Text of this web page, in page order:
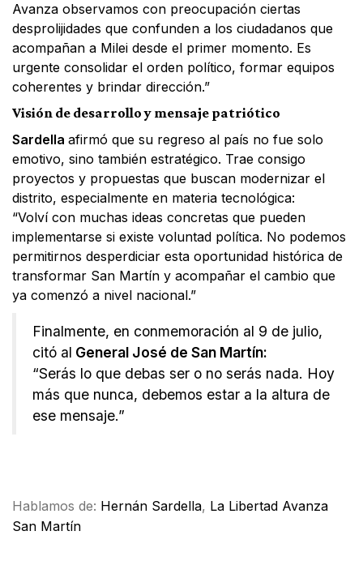
Avanza observamos con preocupación ciertas
desprolijidades que confunden a los ciudadanos que
acompañan a Milei desde el primer momento. Es
urgente consolidar el orden político, formar equipos
coherentes y brindar dirección.”
Visión de desarrollo y mensaje patriótico
Sardella afirmó que su regreso al país no fue solo
emotivo, sino también estratégico. Trae consigo
proyectos y propuestas que buscan modernizar el
distrito, especialmente en materia tecnológica:
“Volví con muchas ideas concretas que pueden
implementarse si existe voluntad política. No podemos
permitirnos desperdiciar esta oportunidad histórica de
transformar San Martín y acompañar el cambio que
ya comenzó a nivel nacional.”
Finalmente, en conmemoración al 9 de julio,
citó al General José de San Martín:
“Serás lo que debas ser o no serás nada. Hoy
más que nunca, debemos estar a la altura de
ese mensaje.”
Hablamos de: Hernán Sardella, La Libertad Avanza
San Martín